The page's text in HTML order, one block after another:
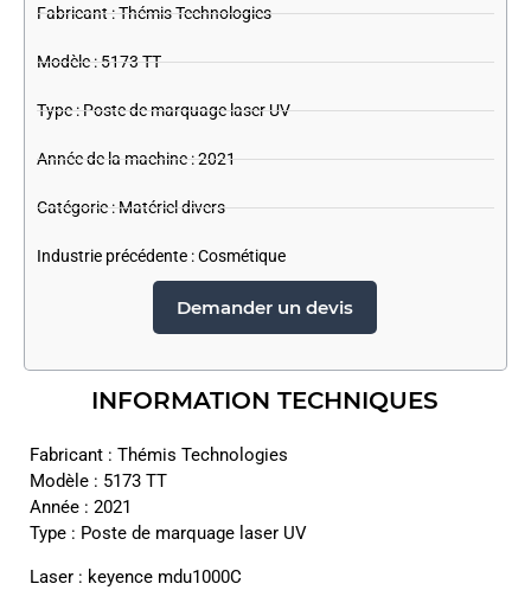
Fabricant :Thémis Technologies
Modèle : 5173 TT
Type : Poste de marquage laser UV
Année de la machine : 2021
Catégorie :Matériel divers
Industrie précédente :Cosmétique
Demander un devis
INFORMATION TECHNIQUES
Fabricant : Thémis Technologies
Modèle : 5173 TT
Année : 2021
Type : Poste de marquage laser UV
Laser : keyence mdu1000C